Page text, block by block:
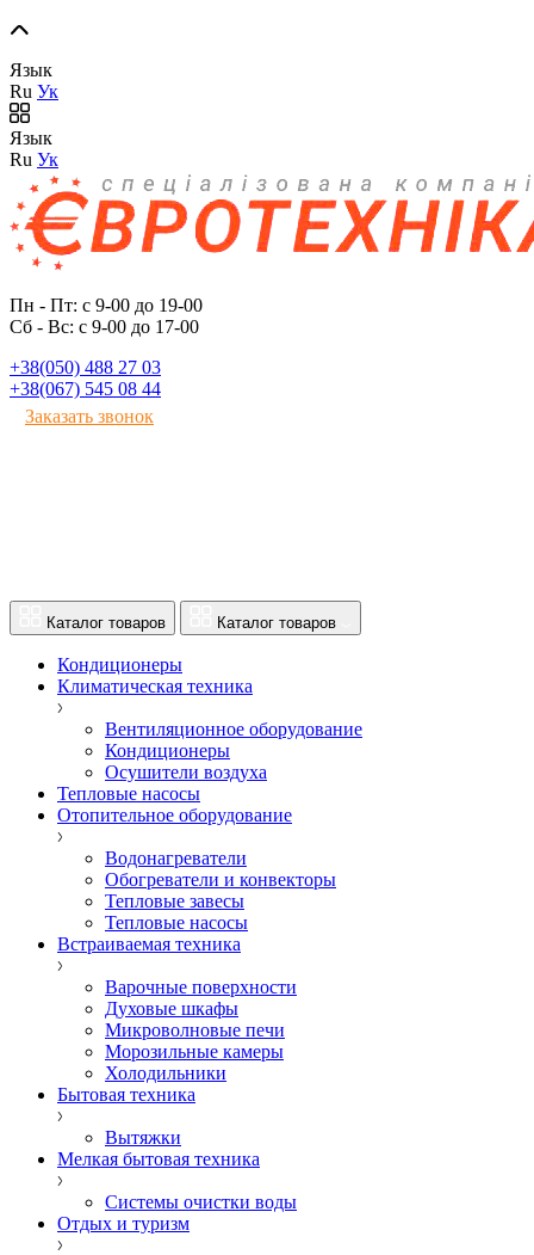
Язык
Ru Ук
Язык
Ru Ук
Пн - Пт: с 9-00 до 19-00
Сб - Вс: с 9-00 до 17-00
+38(050) 488 27 03
+38(067) 545 08 44
Заказать звонок
Каталог товаров Каталог товаров
Кондиционеры
Климатическая техника
Вентиляционное оборудование
Кондиционеры
Осушители воздуха
Тепловые насосы
Отопительное оборудование
Водонагреватели
Обогреватели и конвекторы
Тепловые завесы
Тепловые насосы
Встраиваемая техника
Варочные поверхности
Духовые шкафы
Микроволновые печи
Морозильные камеры
Холодильники
Бытовая техника
Вытяжки
Мелкая бытовая техника
Системы очистки воды
Отдых и туризм